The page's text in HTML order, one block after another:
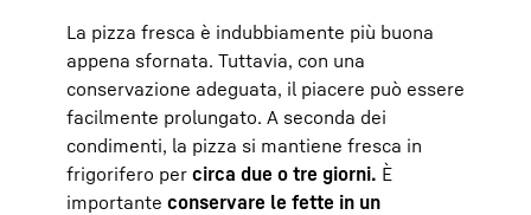
La pizza fresca è indubbiamente più buona
appena sfornata. Tuttavia, con una
conservazione adeguata, il piacere può essere
facilmente prolungato. A seconda dei
condimenti, la pizza si mantiene fresca in
frigorifero per circa due o tre giorni. È
importante conservare le fette in un